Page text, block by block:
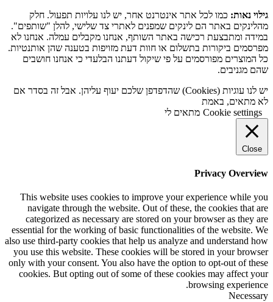
גילוי נאות: כמו לכל אתר אינטרנט אחר, יש לנו עלויות תפעול. חלק
מהלינקים באתר הם לינקים שמפנים לאתרי צד שלישי, להלן "שותפים".
במידה ומתבצעת רכישה באתר השותף, אנחנו מקבלים עמלה. אנחנו לא
מפרסמים ביקורות בתשלום או חוות דעת מזויפות בטענה שהן אותנטיות.
כל המוצרים מפורסמים על פי שיקול דעתנו הבלעדי כי אנחנו חושבים
שהם מגניבים.
יש לנו עוגיות (Cookies) שהדפדפן שלכם יעוף עליהן. אבל זה בסדר אם
לא מתאים, באמת
Cookie settings מתאים לי
Close
Privacy Overview
This website uses cookies to improve your experience while you
navigate through the website. Out of these, the cookies that are
categorized as necessary are stored on your browser as they are
essential for the working of basic functionalities of the website. We
also use third-party cookies that help us analyze and understand how
you use this website. These cookies will be stored in your browser
only with your consent. You also have the option to opt-out of these
cookies. But opting out of some of these cookies may affect your
browsing experience.
Necessary